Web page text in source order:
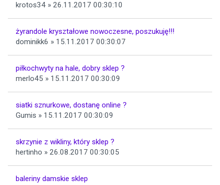
krotos34 » 26.11.2017 00:30:10
żyrandole kryształowe nowoczesne, poszukuję!!!
dominikk6 » 15.11.2017 00:30:07
piłkochwyty na hale, dobry sklep ?
merlo45 » 15.11.2017 00:30:09
siatki sznurkowe, dostanę online ?
Gumis » 15.11.2017 00:30:09
skrzynie z wikliny, który sklep ?
hertinho » 26.08.2017 00:30:05
baleriny damskie sklep